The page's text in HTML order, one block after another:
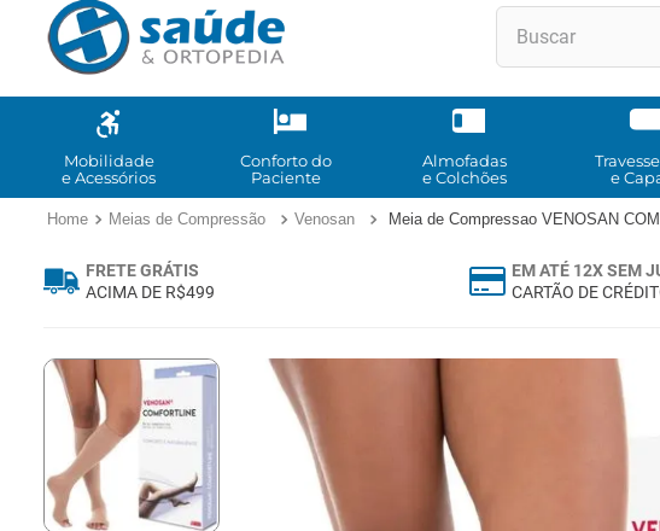
Mobilidade
e Acessórios
Conforto do
Paciente
Almofadas
e Colchões
e
Meias de Compressão Venosan Meia de Compressao VENOSAN
FRETE GRÁTIS
ACIMA DE R$499
EM ATÉ 12X SEM
CARTÃO DE
TERMOS MAIS
andadores
meia
3º
cadeira rodas
5º
cadeira rodas
7º
munique